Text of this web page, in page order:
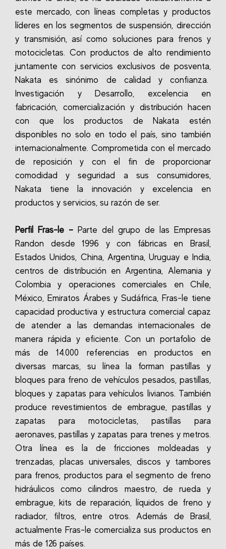
este mercado, con líneas completas y productos
líderes en los segmentos de suspensión, dirección
y transmisión, así como soluciones para frenos y
motocicletas. Con productos de alto rendimiento
juntamente con servicios exclusivos de posventa,
Nakata es sinónimo de calidad y confianza.
Investigación y Desarrollo, excelencia en
fabricación, comercialización y distribución hacen
con que los productos de Nakata estén
disponibles no solo en todo el país, sino también
internacionalmente. Comprometida con el mercado
de reposición y con el fin de proporcionar
comodidad y seguridad a sus consumidores,
Nakata tiene la innovación y excelencia en
productos y servicios, su razón de ser.
Perfil Fras-le – Parte del grupo de las Empresas
Randon desde 1996 y con fábricas en Brasil,
Estados Unidos, China, Argentina, Uruguay e India,
centros de distribución en Argentina, Alemania y
Colombia y operaciones comerciales en Chile,
México, Emiratos Árabes y Sudáfrica, Fras-le tiene
capacidad productiva y estructura comercial capaz
de atender a las demandas internacionales de
manera rápida y eficiente. Con un portafolio de
más de 14.000 referencias en productos en
diversas marcas, su línea la forman pastillas y
bloques para freno de vehículos pesados, pastillas,
bloques y zapatas para vehículos livianos. También
produce revestimientos de embrague, pastillas y
zapatas para motocicletas, pastillas para
aeronaves, pastillas y zapatas para trenes y metros.
Otra línea es la de fricciones moldeadas y
trenzadas, placas universales, discos y tambores
para frenos, productos para el segmento de freno
hidráulicos como cilindros maestro, de rueda y
embrague, kits de reparación, líquidos de freno y
radiador, filtros, entre otros.
Además de Brasil,
actualmente Fras-le comercializa sus productos en
más de 126 países.